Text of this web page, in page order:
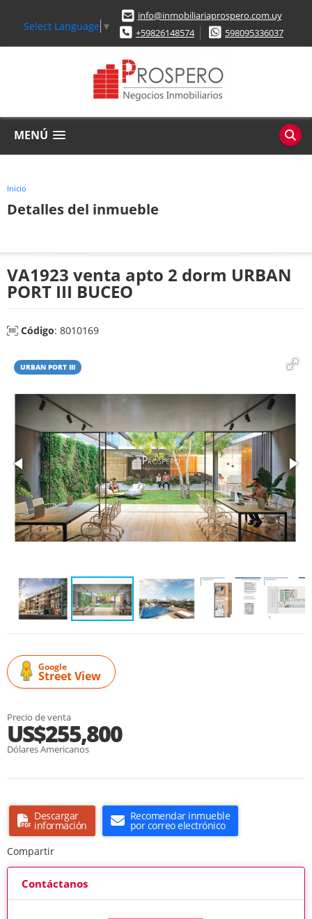
Select Language ▼
info@inmobiliariaprospero.com.uy
+59826148574
598095336037
MENÚ
Inicio
Detalles del inmueble
VA1923 venta apto 2 dorm URBAN
PORT III BUCEO
Código: 8010169
URBAN PORT III
Google
Street View
Precio de venta
US$255,800
Dólares Americanos
Descargar
información
Recomendar inmueble
por correo electrónico
Compartir
Contáctanos